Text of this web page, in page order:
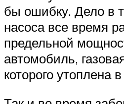
бы ошибку. Дело в
насоса все время
предельной
автомобиль,
которого утоплена